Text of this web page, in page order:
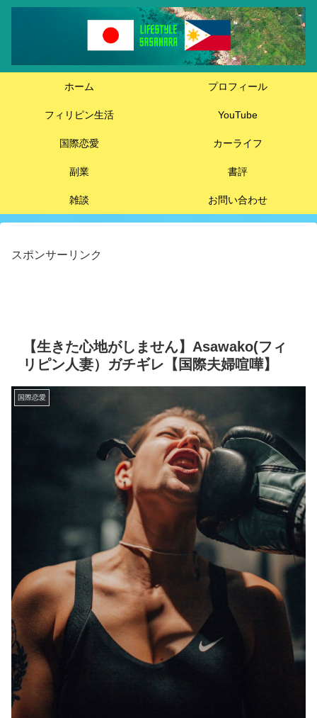
ホーム プロフィール
フィリピン生活 YouTube
国際恋愛 カーライフ
副業 書評
雑談 お問い合わせ
スポンサーリンク
【生きた心地がしません】Asawako(フィ
リピン人妻）ガチギレ【国際夫婦喧嘩】
国際恋愛